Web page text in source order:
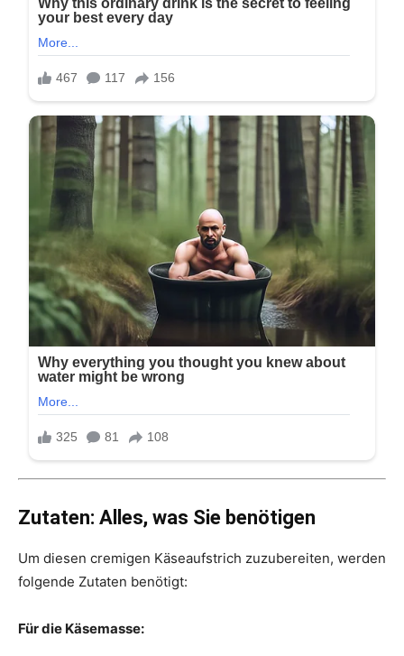
Zutaten: Alles, was Sie benötigen
Um diesen cremigen Käseaufstrich zuzubereiten, werden
folgende Zutaten benötigt:
Für die Käsemasse: